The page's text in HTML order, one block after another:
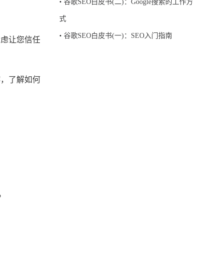
• 谷歌SEO白皮书(二)：Google搜索的工作方
式
• 谷歌SEO白皮书(一)：SEO入门指南
让您信任
了解如何